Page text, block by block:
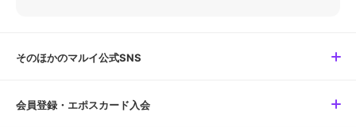
そのほかのマルイ公式SNS
会員登録・エポスカード入会